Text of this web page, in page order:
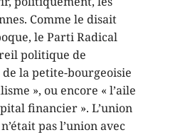
Comme le disait
le Parti Radical
politique de
la petite-bourgeoisie
», ou encore « l’aile
financier ». L’union
pas l’union avec